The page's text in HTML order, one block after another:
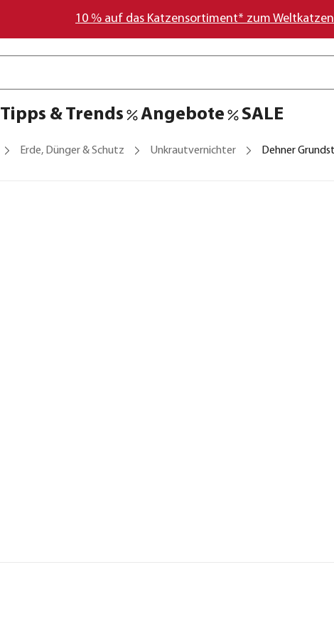
10 % auf das Katzensortiment* zum
Tipps & Trends Angebote SALE
Erde, Dünger & Schutz Unkrautvernichter Dehner